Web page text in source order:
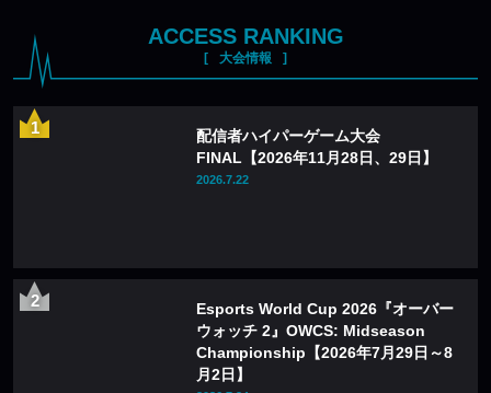
ACCESS RANKING
大会情報
配信者ハイパーゲーム大会
FINAL【2026年11月28日、29日】
2026.7.22
Esports World Cup 2026『オーバー
ウォッチ 2』OWCS: Midseason
Championship【2026年7月29日～8
月2日】